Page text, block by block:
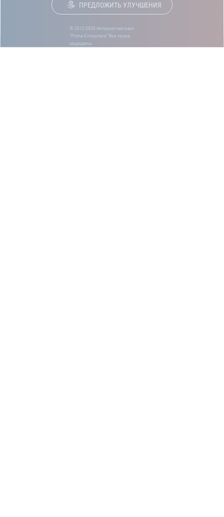
ПРЕДЛОЖИТЬ УЛУЧШЕНИЯ
© 2012-2026 Интернет-магазин
“Prime-Computers” Все права
защищены.